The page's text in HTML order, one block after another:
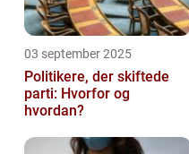
03 september 2025
Politikere, der skiftede
parti: Hvorfor og
hvordan?